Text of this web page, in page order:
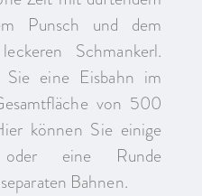
Punsch und dem
Schmankerl.
eine Eisbahn im
von 500
können Sie einige
oder eine Runde
Bahnen.